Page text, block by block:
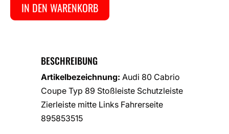
IN DEN WARENKORB
BESCHREIBUNG
Artikelbezeichnung: Audi 80 Cabrio
Coupe Typ 89 Stoßleiste Schutzleiste
Zierleiste mitte Links Fahrerseite
895853515